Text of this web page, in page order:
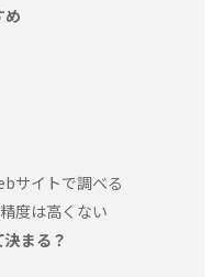
め
サイトで調べる
度は高くない
まる？